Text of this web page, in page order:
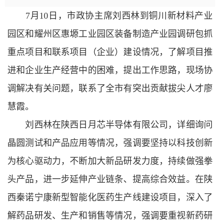
7月10日，市政协主席刘西林到铜川新材料产业
园区和耀州区惠塬工业园区装备制造产业园调研包抓
重点项目和联系项目（企业）建设情况，了解项目推
进和企业生产经营中的困难，提出工作思路，现场协
调解决有关问题，联系了全市有突出贡献拔尖人才廖
慧霞。
刘西林在陕西日月芯半导体有限公司，详细询问
晶圆测试和产品应用等情况，强调要坚持以科技创新
为核心驱动力，不断加大新品研发力度，持续做强拳
头产品，进一步延伸产业链条、提高综合效益。在陕
西秦诺宁康新型智能化医药生产线建设项目，深入了
解药品研发、生产和销售等情况，强调要重视新药研